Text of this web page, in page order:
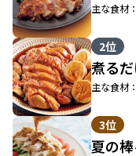
主な食材
2位
煮る
主な食材
3位
夏の